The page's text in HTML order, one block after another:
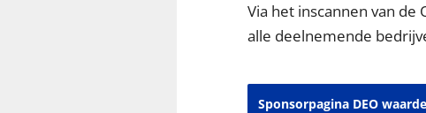
Via het inscannen van de
alle deelnemende
Sponsorpagina DEO